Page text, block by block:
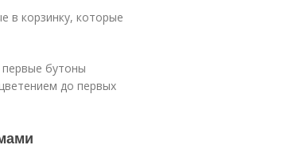
в корзинку, которые
первые бутоны
до первых